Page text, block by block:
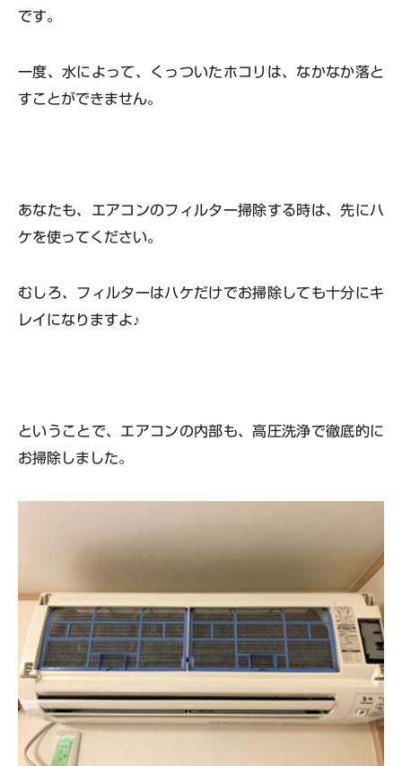
です。
一度、水によって、くっついたホコリは、なかなか落と
すことができません。
あなたも、エアコンのフィルター掃除する時は、先にハ
ケを使ってください。
むしろ、 フィルターはハケだけでお掃除しても十分にキ
レイになりますよ♪
ということで、エアコンの内部も、高圧洗浄で徹底的に
お掃除しました。